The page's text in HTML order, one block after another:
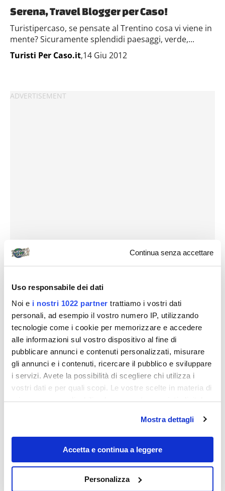
Continua senza accettare
Uso responsabile dei dati
Noi e i nostri 1022 partner trattiamo i vostri dati
personali, ad esempio il vostro numero IP, utilizzando
tecnologie come i cookie per memorizzare e accedere
alle informazioni sul vostro dispositivo al fine di
pubblicare annunci e contenuti personalizzati, misurare
gli annunci e i contenuti, ricercare il pubblico e sviluppare
i servizi. Avete la possibilità di scegliere chi utilizza i
vostri dati e per quali scopi. Le vostre scelte in materia di
privacy sono applicabili solo su questa proprietà digitale
modificare o revocare il proprio consenso in qualsiasi
momento dalla Dichiarazione sui cookie o facendo clic
sull'icona di attivazione della privacy.
raccogliere informazioni sulla tua posizione
Mostra dettagli
Accetta e continua a leggere
Personalizza
Serena, Travel Blogger per Caso!
Turistipercaso, se pensate al Trentino cosa vi viene in
mente? Sicuramente splendidi paesaggi, verde,...
Turisti Per Caso.it,14 Giu 2012